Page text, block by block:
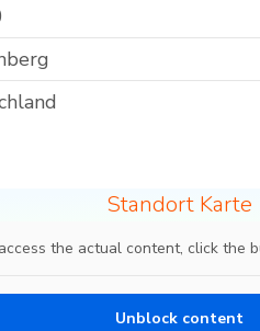
Standort Karte
the actual content, click the
Unblock content